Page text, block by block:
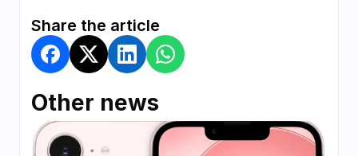
Share the article
Other news